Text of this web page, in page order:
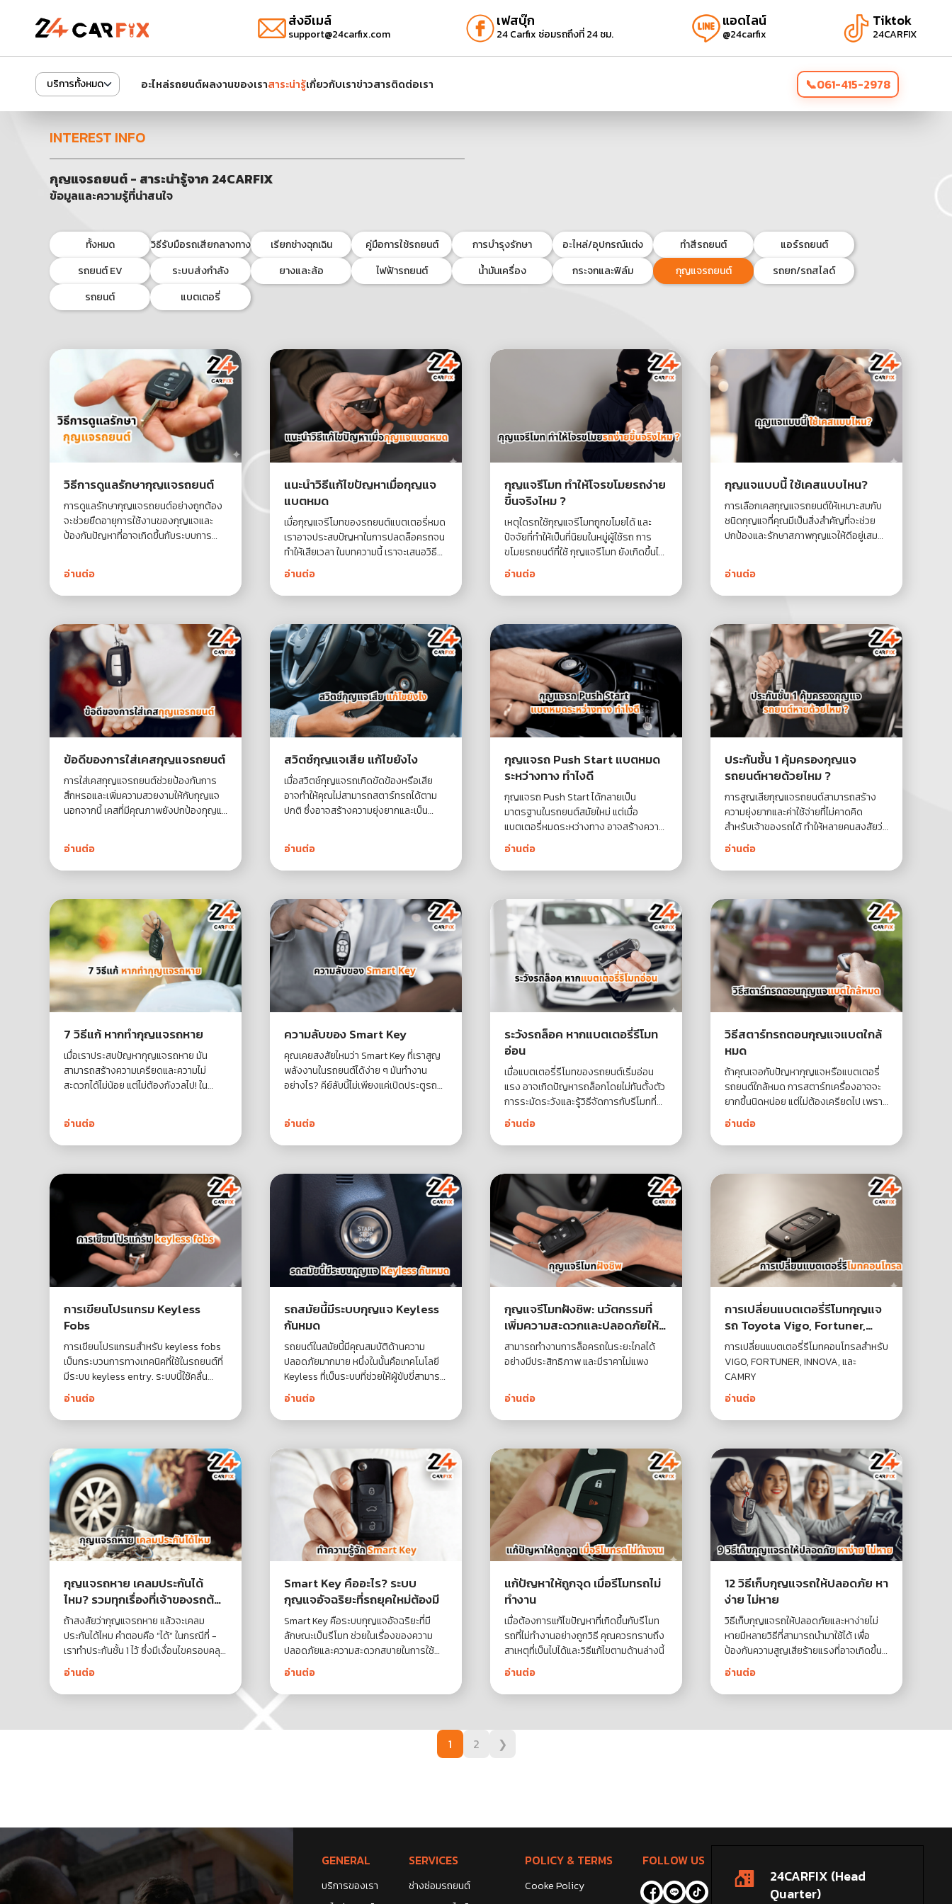
ส่งอีเมล์
support@24carfix.com
เฟสบุ๊ก
24 Carfix ซ่อมรถถึงที่ 24 ชม.
แอดไลน์
@24carfix
Tiktok
24CARFIX
บริการทั้งหมด อะไหล่รถยนต์ผลงานของเราสาระน่ารู้เกี่ยวกับเราข่าวสารติดต่อเรา 061-415-2978
INTEREST INFO
กุญแจรถยนต์ - สาระน่ารู้จาก 24CARFIX
ข้อมูลและความรู้ที่น่าสนใจ
ทั้งหมด วิธีรับมือรถเสียกลางทาง เรียกช่างฉุกเฉิน คู่มือการใช้รถยนต์ การบำรุงรักษา อะไหล่/อุปกรณ์เเต่ง ทำสีรถยนต์
แอร์รถยนต์
รถยนต์ EV
ระบบส่งกำลัง ยางและล้อ ไฟฟ้ารถยนต์ น้ำมันเครื่อง กระจกและฟิล์ม กุญแจรถยนต์
รถยก/รถสไลด์
รถยนต์
แบตเตอรี่
วิธีการดูแลรักษากุญแจรถยนต์
การดูแลรักษากุญแจรถยนต์อย่างถูกต้อง
จะช่วยยืดอายุการใช้งานของกุญแจและ
ป้องกันปัญหาที่อาจเกิดขึ้นกับระบบการ
อ่านต่อ
แนะนำวิธีแก้ไขปัญหาเมื่อกุญแจ
แบตหมด
เมื่อกุญแจรีโมทของรถยนต์แบตเตอรี่หมด
เราอาจประสบปัญหาในการปลดล็อครถจน
ทำให้เสียเวลา ในบทความนี้ เราจะเสนอวิธี
การแก้ไขปัญหาง่ายๆ ที่คุณสามารถทำได้
เองเพื่อจัดการสถานการณ์นี้อย่างรวดเร็ว
และมีประสิทธิภาพ
อ่านต่อ
กุญแจรีโมท ทำให้โจรขโมยรถง่าย
ขึ้นจริงไหม ?
เหตุใดรถใช้กุญแจรีโมทถูกขโมยได้ และ
ปัจจัยที่ทำให้เป็นที่นิยมในหมู่ผู้ใช้รถ การ
ขโมยรถยนต์ที่ใช้ กุญแจรีโมท ยังเกิดขึ้นได้
ด้วยวิธีการที่ล้ำสมัยและแผงวงจรที่ซับซ้อน
แต่ความสะดวกที่กุญแจรีโมทนำเสนอยังคง
ทำให้ได้รับความนิยมจากผู้ใช้รถยนต์
อ่านต่อ
กุญแจแบบนี้ ใช้เคสแบบไหน?
การเลือกเคสกุญแจรถยนต์ให้เหมาะสมกับ
ชนิดกุญแจที่คุณมีเป็นสิ่งสำคัญที่จะช่วย
ปกป้องและรักษาสภาพกุญแจให้ดีอยู่เสมอ
Push Start เคสแต่ละชนิดก็มีคุณสมบัติ
และการใช้งานที่แตกต่างกัน ในบทความนี้
เราจะมาคลี่คลายว่ากุญแจประเภทต่าง ๆ
สูงสุด
อ่านต่อ
ข้อดีของการใส่เคสกุญแจรถยนต์
การใส่เคสกุญแจรถยนต์ช่วยป้องกันการ
สึกหรอและเพิ่มความสวยงามให้กับกุญแจ
นอกจากนี้ เคสที่มีคุณภาพยังปกป้องกุญแจ
ทำให้ระบบภายในเสียหายได้ มาศึกษาข้อดี
ของการใช้เคสกุญแจรถยนต์เพื่อการดูแลที่
ง่ายและมีประสิทธิภาพกันเถอะ
อ่านต่อ
สวิตช์กุญแจเสีย แก้ไขยังไง
เมื่อสวิตช์กุญแจรถเกิดขัดข้องหรือเสีย
อาจทำให้คุณไม่สามารถสตาร์ทรถได้ตาม
ปกติ ซึ่งอาจสร้างความยุ่งยากและเป็น
จะมาเจาะลึกถึงสาเหตุที่อาจทำให้สวิตช์
กุญแจเสีย พร้อมทั้งเสนอแนวทางการแก้ไข
ที่คุณสามารถทำเองได้ เพื่อให้คุณกลับมาใช้
อ่านต่อ
กุญแจรถ Push Start แบตหมด
ระหว่างทาง ทำไงดี
กุญแจรถ Push Start ได้กลายเป็น
มาตรฐานในรถยนต์สมัยใหม่ แต่เมื่อ
แบตเตอรี่หมดระหว่างทาง อาจสร้างความ
ลำบากในการสตาร์ทรถ ซึ่งแตกต่างจาก
กุญแจแบบดั้งเดิม การรับมือกับ
สถานการณ์นี้จึงต้องอาศัยการเข้าใจ
ปัญหานี้กัน
อ่านต่อ
ประกันชั้น 1 คุ้มครองกุญแจ
รถยนต์หายด้วยไหม ?
การสูญเสียกุญแจรถยนต์สามารถสร้าง
ความยุ่งยากและค่าใช้จ่ายที่ไม่คาดคิด
สำหรับเจ้าของรถได้ ทำให้หลายคนสงสัยว่า
ประกันชั้น 1 จะครอบคลุมความเสี่ยงนี้หรือ
ไม่ ซึ่งประกันชั้น 1 มักมีความคุ้มครองที่
หลากหลาย รวมถึงการสูญเสียกุญแจใน
คุ้มครองของกุญแจรถยนต์ในประกันชั้น 1
กันเถอะ!
อ่านต่อ
7 วิธีแก้ หากทำกุญแจรถหาย
เมื่อเราประสบปัญหากุญแจรถหาย มัน
สามารถสร้างความเครียดและความไม่
สะดวกได้ไม่น้อย แต่ไม่ต้องกังวลไป! ใน
กุญแจรถหาย เพื่อให้คุณสามารถกลับมาใช้
รถได้อย่างรวดเร็วและปลอดภัย
อ่านต่อ
ความลับของ Smart Key
คุณเคยสงสัยไหมว่า Smart Key ที่เราสูญ
พลังงานในรถยนต์ได้ง่าย ๆ มันทำงาน
อย่างไร? คีย์ลับนี้ไม่เพียงแค่เปิดประตูรถ
ความปลอดภัยอีกมากมาย มาร่วมเปิดเผย
"ความลับของ Smart Key" กันเถอะ!
อ่านต่อ
ระวังรถล็อค หากแบตเตอรี่รีโมท
อ่อน
เมื่อแบตเตอรี่รีโมทของรถยนต์เริ่มอ่อน
แรง อาจเกิดปัญหารถล็อกโดยไม่ทันตั้งตัว
การระมัดระวังและรู้วิธีจัดการกับรีโมทที่
แบตเตอรี่ใกล้หมดจะช่วยป้องกัน
สถานการณ์ไม่พึงประสงค์ มาดูกันว่า
ต้องเตรียมตัวอย่างไรเมื่อรีโมทส่ง
อ่านต่อ
วิธีสตาร์ทรถตอนกุญแจแบตใกล้
หมด
ถ้าคุณเจอกับปัญหากุญแจหรือแบตเตอรี่
รถยนต์ใกล้หมด การสตาร์ทเครื่องอาจจะ
ยากขึ้นนิดหน่อย แต่ไม่ต้องเครียดไป เพราะ
ยังมีวิธีง่าย ๆ ที่ช่วยให้คุณสตาร์ทรถได้แม้
ในสถานการณ์แบบนี้ เพื่อให้สามารถออก
เดินทางต่อไปได้อย่างสบายใจและไม่สะดุด
อ่านต่อ
การเขียนโปรแกรม Keyless
Fobs
การเขียนโปรแกรมสำหรับ keyless fobs
เป็นกระบวนการทางเทคนิคที่ใช้ในรถยนต์ที่
มีระบบ keyless entry. ระบบนี้ใช้คลื่น
ความถี่วิทยุเพื่อระบุตัวตนและอนุญาตให้ผู้
ใช้เข้าถึงรถ การเขียนโปรแกรมนั้นเป็นกระ
บวนการที่ต้องมีสิทธิ์และมักจะถูกดำเนิน
อ่านต่อ
รถสมัยนี้มีระบบกุญแจ Keyless
กันหมด
รถยนต์ในสมัยนี้มีคุณสมบัติด้านความ
ปลอดภัยมากมาย หนึ่งในนั้นคือเทคโนโลยี
Keyless ที่เป็นระบบที่ช่วยให้ผู้ขับขี่สามารถ
เริ่มการทำงานของรถได้โดยไม่จำเป็นต้อง
เสียบกุญแจเข้าสู่ช่องสตาร์ท
อ่านต่อ
กุญแจรีโมทฝังชิพ: นวัตกรรมที่
เพิ่มความสะดวกและปลอดภัยให้
กับรถยนต์
สามารถทำงานการล็อครถในระยะไกลได้
อย่างมีประสิทธิภาพ และมีราคาไม่แพง
อ่านต่อ
การเปลี่ยนแบตเตอรี่รีโมทกุญแจ
รถ Toyota Vigo, Fortuner,
Innova และ Camry
การเปลี่ยนแบตเตอรี่รีโมทคอนโทรลสำหรับ
VIGO, FORTUNER, INNOVA, และ
CAMRY
อ่านต่อ
กุญแจรถหาย เคลมประกันได้
ไหม? รวมทุกเรื่องที่เจ้าของรถต้อง
รู้
ถ้าสงสัยว่ากุญแจรถหาย แล้วจะเคลม
ประกันได้ไหม คำตอบคือ “ได้” ในกรณีที่ -
เราทำประกันชั้น 1 ไว้ ซึ่งมีเงื่อนไขครอบคลุม
ไปถึงเรื่องกุญแจรถ
อ่านต่อ
Smart Key คืออะไร? ระบบ
กุญแจอัจฉริยะที่รถยุคใหม่ต้องมี
Smart Key คือระบบกุญแจอัจฉริยะที่มี
ลักษณะเป็นรีโมท ช่วยในเรื่องของความ
ปลอดภัยและความสะดวกสบายในการใช้
งานรถจักรยานยนต์
อ่านต่อ
แก้ปัญหาให้ถูกจุด เมื่อรีโมทรถไม่
ทำงาน
เมื่อต้องการแก้ไขปัญหาที่เกิดขึ้นกับรีโมท
รถที่ไม่ทำงานอย่างถูกวิธี คุณควรทราบถึง
สาเหตุที่เป็นไปได้และวิธีแก้ไขตามด้านล่างนี้
อ่านต่อ
12 วิธีเก็บกุญแจรถให้ปลอดภัย หา
ง่าย ไม่หาย
วิธีเก็บกุญแจรถให้ปลอดภัยและหาง่ายไม่
หายมีหลายวิธีที่สามารถนำมาใช้ได้ เพื่อ
ป้องกันความสูญเสียร้ายแรงที่อาจเกิดขึ้น
หากกุญแจรถหายไปหรือถูกขโมยไปใช้เอง
อ่านต่อ
1 2 ❯
GENERAL
บริการของเรา
SERVICES
ช่างซ่อมรถยนต์
POLICY & TERMS
Cooke Policy
FOLLOW US
24CARFIX (Head
Quarter)